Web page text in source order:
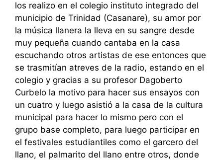
los realizo en el colegio instituto integrado del
municipio de Trinidad (Casanare), su amor por
la música llanera la lleva en su sangre desde
muy pequeña cuando cantaba en la casa
escuchando otros artistas de ese entonces que
se trasmitían atreves de la radio, estando en el
colegio y gracias a su profesor Dagoberto
Curbelo la motivo para hacer sus ensayos con
un cuatro y luego asistió a la casa de la cultura
municipal para hacer lo mismo pero con el
grupo base completo, para luego participar en
el festivales estudiantiles como el garcero del
llano, el palmarito del llano entre otros, donde